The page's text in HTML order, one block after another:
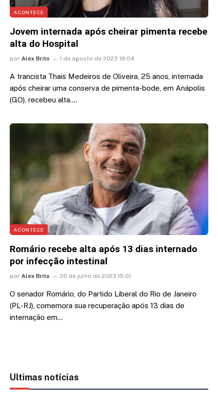
ACONTECE
Jovem internada após cheirar pimenta recebe
alta do Hospital
por Alex Brito 1 de agosto de 2023 18:04
A trancista Thais Medeiros de Oliveira, 25 anos, internada
após cheirar uma conserva de pimenta-bode, em Anápolis
(GO), recebeu alta.…
ACONTECE
Romário recebe alta após 13 dias internado
por infecção intestinal
por Alex Brito 26 de julho de 2023 15:01
O senador Romário, do Partido Liberal do Rio de Janeiro
(PL-RJ), comemora sua recuperação após 13 dias de
internação em…
Ultimas notícias